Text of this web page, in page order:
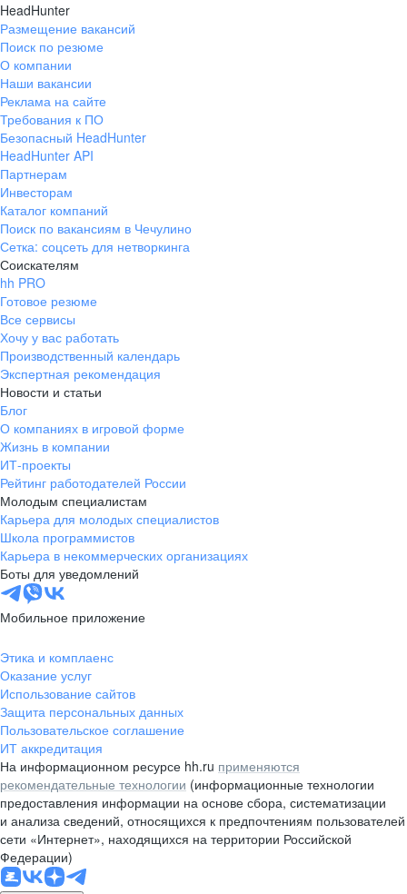
HeadHunter
Размещение вакансий
Поиск по резюме
О компании
Наши вакансии
Реклама на сайте
Требования к ПО
Безопасный HeadHunter
HeadHunter API
Партнерам
Инвесторам
Каталог компаний
Поиск по вакансиям в Чечулино
Сетка: соцсеть для нетворкинга
Соискателям
hh PRO
Готовое резюме
Все сервисы
Хочу у вас работать
Производственный календарь
Экспертная рекомендация
Новости и статьи
Блог
О компаниях в игровой форме
Жизнь в компании
ИТ-проекты
Рейтинг работодателей России
Молодым специалистам
Карьера для молодых специалистов
Школа программистов
Карьера в некоммерческих организациях
Боты для уведомлений
Мобильное приложение
Этика и комплаенс
Оказание услуг
Использование сайтов
Защита персональных данных
Пользовательское соглашение
ИТ аккредитация
На информационном ресурсе hh.ru применяются
рекомендательные технологии (информационные технологии
предоставления информации на основе сбора, систематизации
и анализа сведений, относящихся к предпочтениям пользователей
сети «Интернет», находящихся на территории Российской
Федерации)